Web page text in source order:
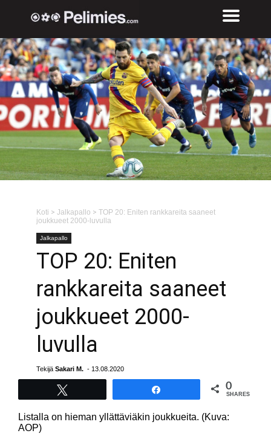
Koti > Jalkapallo > TOP 20: Eniten rankkareita saaneet
joukkueet 2000-luvulla
Jalkapallo
TOP 20: Eniten
rankkareita saaneet
joukkueet 2000-
luvulla
Tekijä Sakari M. - 13.08.2020
0
SHARES
Listalla on hieman yllättäviäkin joukkueita. (Kuva:
AOP)